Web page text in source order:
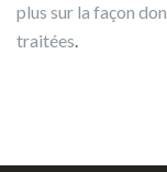
plus sur la façon
traitées.